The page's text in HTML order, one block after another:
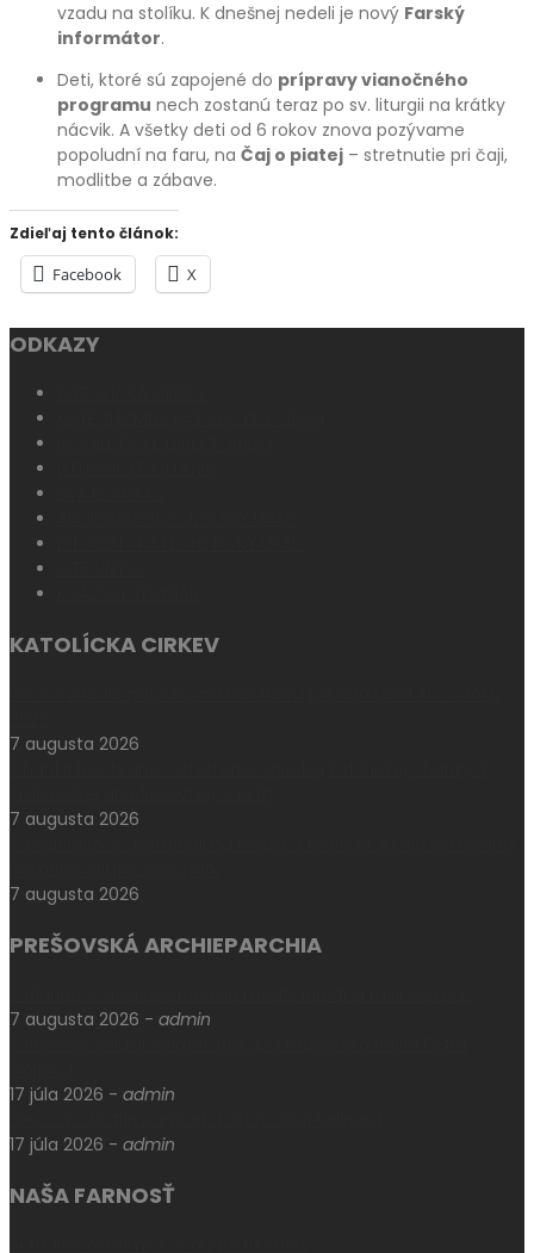
vzadu na stolíku. K dnešnej nedeli je nový Farský
informátor.
Deti, ktoré sú zapojené do prípravy vianočného
programu nech zostanú teraz po sv. liturgii na krátky
nácvik. A všetky deti od 6 rokov znova pozývame
popoludní na faru, na Čaj o piatej – stretnutie pri čaji,
modlitbe a zábave.
Zdieľaj tento článok:
Facebook X
ODKAZY
KATOLÍCKA CIRKEV
7 augusta 2026
7 augusta 2026
7 augusta 2026
PREŠOVSKÁ ARCHIEPARCHIA
7 augusta 2026 - admin
17 júla 2026 - admin
17 júla 2026 - admin
NAŠA FARNOSŤ